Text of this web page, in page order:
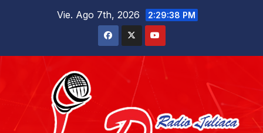
Vie. Ago 7th, 2026 2:29:39 PM